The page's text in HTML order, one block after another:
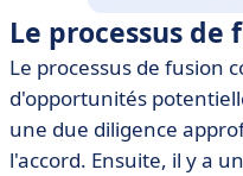
Le processus
Le processus de fusion
d'opportunités
une due diligence
l'accord. Ensuite, il y a